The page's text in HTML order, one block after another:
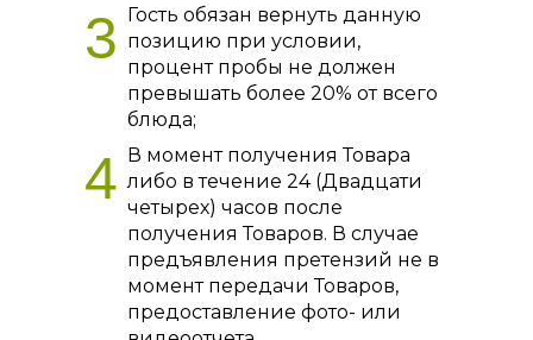
3
4
Гость обязан вернуть данную
позицию при условии,
процент пробы не должен
превышать более 20% от всего
блюда;
В момент получения Товара
либо в течение 24 (Двадцати
четырех) часов после
получения Товаров. В случае
предъявления претензий не в
момент передачи Товаров,
предоставление фото- или